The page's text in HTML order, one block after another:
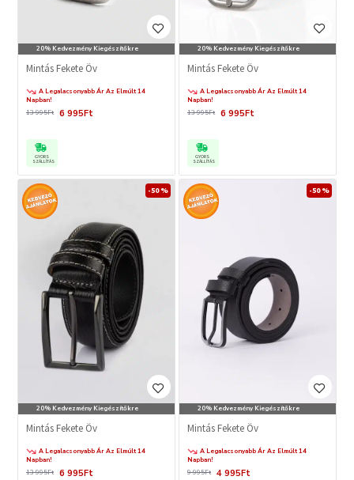
20% Kedvezmény Kiegészítőkre
Mintás Fekete Öv
A Legalacsonyabb Ár Az Elmúlt 14
Napban!
6 995Ft
13 995Ft
GYORS
SZÁLLÍTÁS
20% Kedvezmény Kiegészítőkre
Mintás Fekete Öv
A Legalacsonyabb Ár Az Elmúlt 14
Napban!
6 995Ft
13 995Ft
GYORS
SZÁLLÍTÁS
20% Kedvezmény Kiegészítőkre
-50 %
Mintás Fekete Öv
A Legalacsonyabb Ár Az Elmúlt 14
Napban!
6 995Ft
13 995Ft
20% Kedvezmény Kiegészítőkre
-50 %
Mintás Fekete Öv
A Legalacsonyabb Ár Az Elmúlt 14
Napban!
4 995Ft
9 995Ft